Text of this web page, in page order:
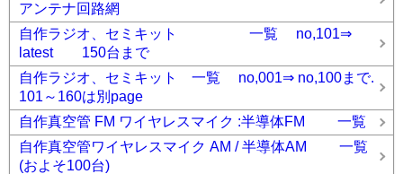
アンテナ回路網
自作ラジオ、セミキット 一覧 no,101⇒
latest 150台まで
自作ラジオ、セミキット 一覧 no,001⇒ no,100まで.
101～160は別page
自作真空管 FM ワイヤレスマイク :半導体FM 一覧
自作真空管ワイヤレスマイク AM / 半導体AM 一覧
(およそ100台)